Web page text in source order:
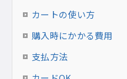
カートの使い方
購入時にかかる費用
支払方法